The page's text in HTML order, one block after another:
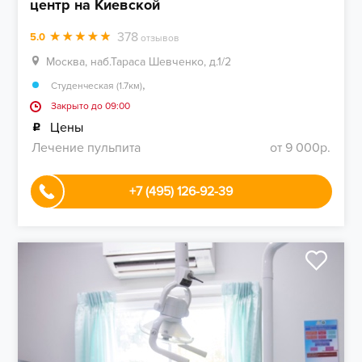
центр на Киевской
5.0 378 отзывов
Москва, наб.Тараса Шевченко, д.1/2
Студенческая (1.7км),
Закрыто до 09:00
Цены
Лечение пульпита
от 9 000р.
+7 (495) 126-92-39